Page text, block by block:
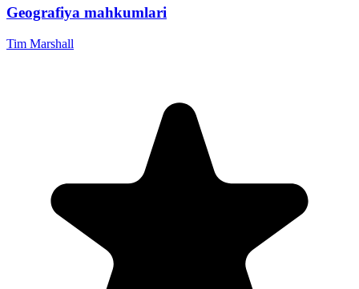
Geografiya mahkumlari
Tim Marshall